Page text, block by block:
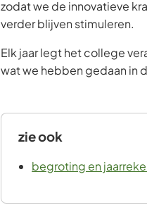
zodat we de innovatieve
verder blijven stimuleren.
Elk jaar legt het college
wat we hebben gedaan in
zie ook
begroting en